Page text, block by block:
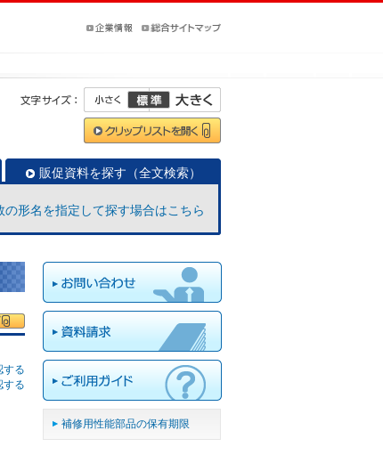
販促資料を探す（全文検索）
の形名を指定して探す場合はこちら
する
する
補修用性能部品の保有期限